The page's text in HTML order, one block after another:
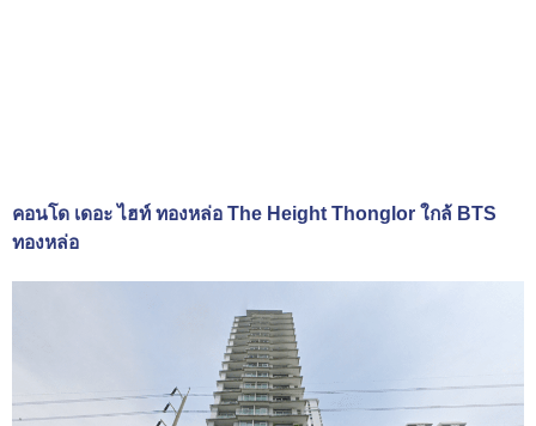
คอนโด เดอะ ไฮท์ ทองหล่อ The Height Thonglor ใกล้ BTS
ทองหล่อ